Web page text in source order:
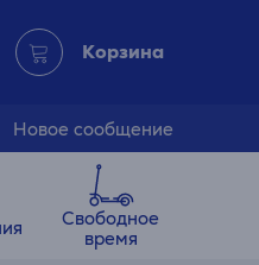
Корзина
Новое сообщение
Свободное
время